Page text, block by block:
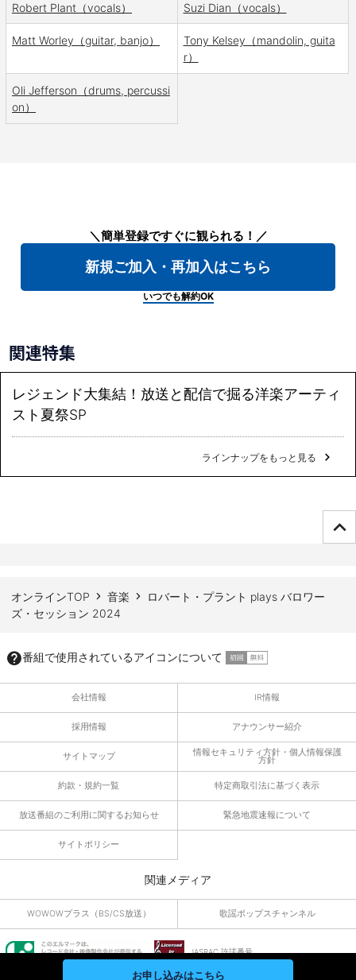
Robert Plant（vocals） Suzi Dian（vocals）
Matt Worley（guitar, banjo）
Tony Kelsey（mandolin, guita
r）
Oli Jefferson（drums, percussi
on）
＼簡単登録ですぐに観られる！／
新規ご加入・再加入はこちら
いつでも解約OK
関連特集
レジェンド大集結！放送と配信で掘る洋楽アーティ
スト夏祭SP
ラインナップをもっと見る
オンラインTOP 音楽
ロバート・プラント plays バロワー
ズ・セッション 2024
番組で使用されているアイコンについて
会社情報 IR情報
採用情報 アナウンサー紹介
サイトマップ 情報セキュリティ方針・個人情報保護
方針
約款・規約一覧 特定商取引法に基づく表示
放送番組のご利用に関するお知らせ 緊急地震速報について
サイトポリシー
関連メディア
WOWOWプラス（BS/CS放送） 歌謡ポップスチャンネル
JASRAC 許諾番号
9010055019Y45040
お申し込みはこちら